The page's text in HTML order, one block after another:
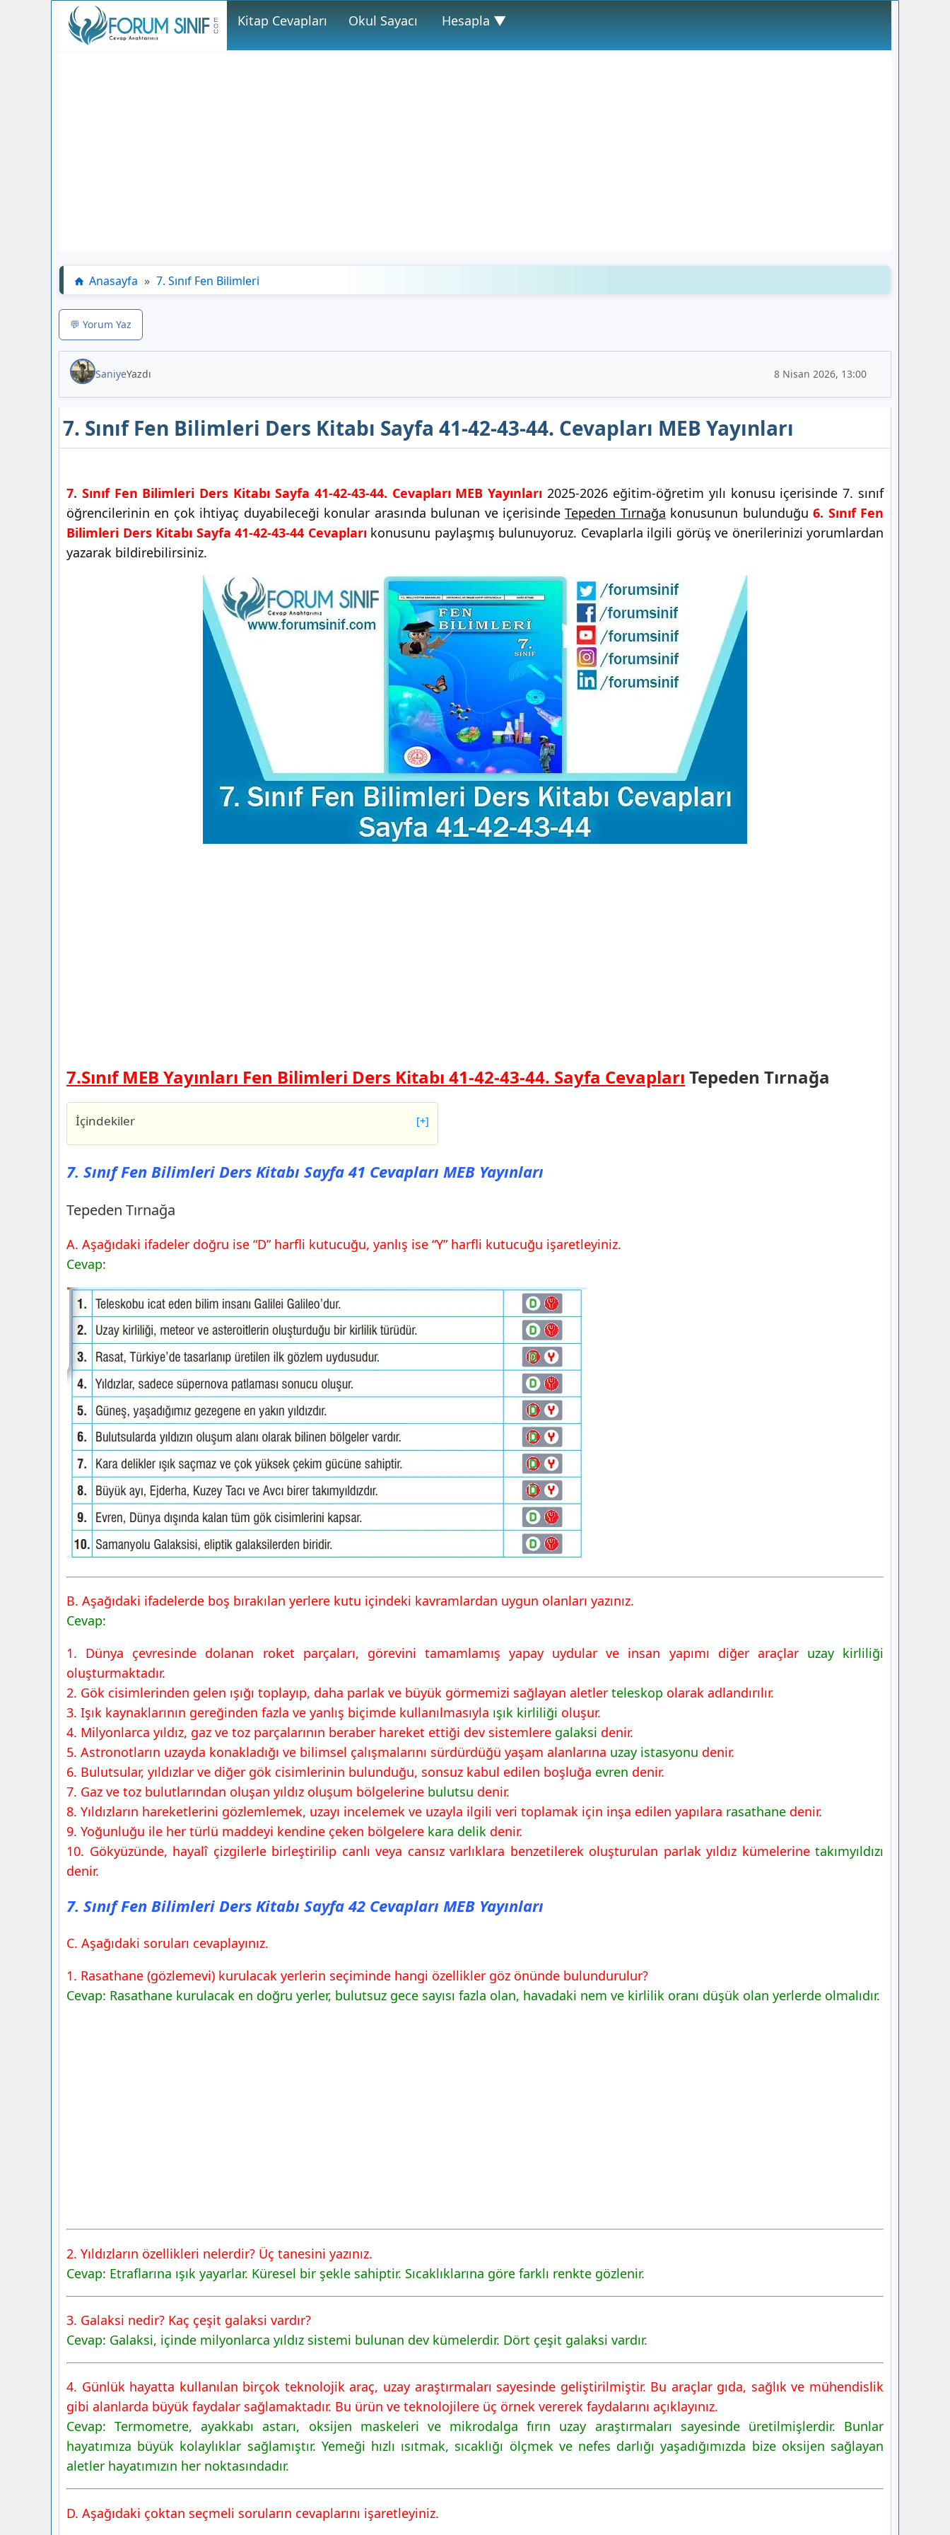
Kitap Cevapları Okul Sayacı Hesapla ▼
Anasayfa » 7. Sınıf Fen Bilimleri
💬 Yorum Yaz
SaniyeYazdı 8 Nisan 2026, 13:00
7. Sınıf Fen Bilimleri Ders Kitabı Sayfa 41-42-43-44. Cevapları MEB Yayınları
7. Sınıf Fen Bilimleri Ders Kitabı Sayfa 41-42-43-44. Cevapları MEB Yayınları 2025-2026 eğitim-öğretim yılı konusu içerisinde 7. sınıf
öğrencilerinin en çok ihtiyaç duyabileceği konular arasında bulunan ve içerisindeTepeden Tırnağa konusunun bulunduğu6. Sınıf Fen
Bilimleri Ders Kitabı Sayfa 41-42-43-44 Cevaplarıkonusunu paylaşmış bulunuyoruz. Cevaplarla ilgili görüş ve önerilerinizi yorumlardan
yazarak bildirebilirsiniz.
7.Sınıf MEB Yayınları Fen Bilimleri Ders Kitabı 41-42-43-44. Sayfa Cevapları Tepeden Tırnağa
İçindekiler [+]
7. Sınıf Fen Bilimleri Ders Kitabı Sayfa 41 Cevapları MEB
Yayınları
Tepeden Tırnağa
7. Sınıf Fen Bilimleri Ders Kitabı Sayfa 42 Cevapları MEB
7. Sınıf Fen Bilimleri Ders Kitabı Sayfa 43 Cevapları MEB
Yayınları
Yayınları
7. Sınıf Fen Bilimleri Ders Kitabı Sayfa 41 Cevapları MEB Yayınları
Tepeden Tırnağa
A. Aşağıdaki ifadeler doğru ise “D” harfli kutucuğu, yanlış ise “Y” harfli kutucuğu işaretleyiniz.
Cevap:
B. Aşağıdaki ifadelerde boş bırakılan yerlere kutu içindeki kavramlardan uygun olanları yazınız.
Cevap:
1. Dünya çevresinde dolanan roket parçaları, görevini tamamlamış yapay uydular ve insan yapımı diğer araçlar uzay kirliliği
oluşturmaktadır.
2. Gök cisimlerinden gelen ışığı toplayıp, daha parlak ve büyük görmemizi sağlayan aletler teleskop olarak adlandırılır.
3. Işık kaynaklarının gereğinden fazla ve yanlış biçimde kullanılmasıyla ışık kirliliği oluşur.
4. Milyonlarca yıldız, gaz ve toz parçalarının beraber hareket ettiği dev sistemlere galaksi denir.
5. Astronotların uzayda konakladığı ve bilimsel çalışmalarını sürdürdüğü yaşam alanlarına uzay istasyonu denir.
6. Bulutsular, yıldızlar ve diğer gök cisimlerinin bulunduğu, sonsuz kabul edilen boşluğa evren denir.
7. Gaz ve toz bulutlarından oluşan yıldız oluşum bölgelerine bulutsu denir.
8. Yıldızların hareketlerini gözlemlemek, uzayı incelemek ve uzayla ilgili veri toplamak için inşa edilen yapılara rasathane denir.
9. Yoğunluğu ile her türlü maddeyi kendine çeken bölgelere kara delik denir.
10. Gökyüzünde, hayalî çizgilerle birleştirilip canlı veya cansız varlıklara benzetilerek oluşturulan parlak yıldız kümelerine takımyıldızı
denir.
7. Sınıf Fen Bilimleri Ders Kitabı Sayfa 42 Cevapları MEB Yayınları
C. Aşağıdaki soruları cevaplayınız.
1. Rasathane (gözlemevi) kurulacak yerlerin seçiminde hangi özellikler göz önünde bulundurulur?
Cevap: Rasathane kurulacak en doğru yerler, bulutsuz gece sayısı fazla olan, havadaki nem ve kirlilik oranı düşük olan yerlerde olmalıdır.
2. Yıldızların özellikleri nelerdir? Üç tanesini yazınız.
Cevap: Etraflarına ışık yayarlar. Küresel bir şekle sahiptir. Sıcaklıklarına göre farklı renkte gözlenir.
3. Galaksi nedir? Kaç çeşit galaksi vardır?
Cevap: Galaksi, içinde milyonlarca yıldız sistemi bulunan dev kümelerdir. Dört çeşit galaksi vardır.
4. Günlük hayatta kullanılan birçok teknolojik araç, uzay araştırmaları sayesinde geliştirilmiştir. Bu araçlar gıda, sağlık ve mühendislik
gibi alanlarda büyük faydalar sağlamaktadır. Bu ürün ve teknolojilere üç örnek vererek faydalarını açıklayınız.
Cevap: Termometre, ayakkabı astarı, oksijen maskeleri ve mikrodalga fırın uzay araştırmaları sayesinde üretilmişlerdir. Bunlar
hayatımıza büyük kolaylıklar sağlamıştır. Yemeği hızlı ısıtmak, sıcaklığı ölçmek ve nefes darlığı yaşadığımızda bize oksijen sağlayan
aletler hayatımızın her noktasındadır.
D. Aşağıdaki çoktan seçmeli soruların cevaplarını işaretleyiniz.